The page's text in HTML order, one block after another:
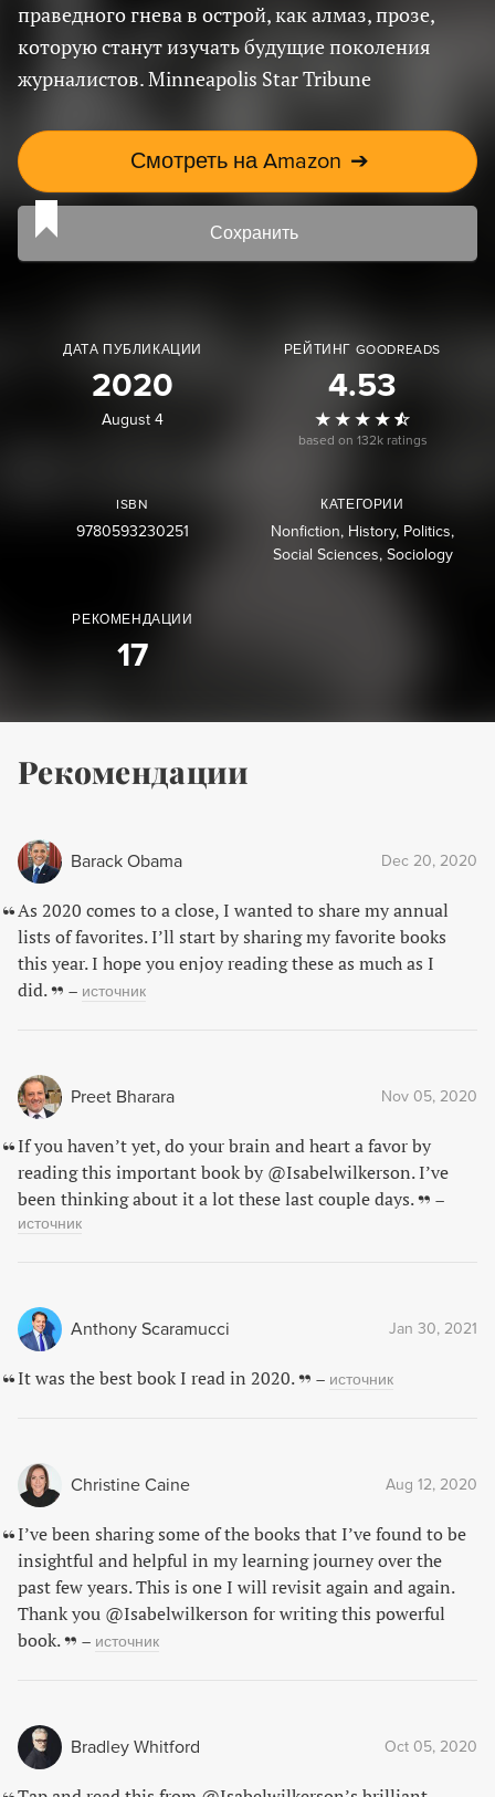
праведного гнева в острой, как алмаз, прозе,
которую станут изучать будущие поколения
журналистов. Minneapolis Star Tribune
Смотреть на Amazon ➔
Сохранить
ДАТА ПУБЛИКАЦИИ
2020
August 4
РЕЙТИНГ GOODREADS
4.53
based on 132k ratings
ISBN
9780593230251
КАТЕГОРИИ
Nonfiction History Politics
Social Sciences Sociology
РЕКОМЕНДАЦИИ
17
Рекомендации
Barack Obama Dec 20, 2020
As 2020 comes to a close, I wanted to share my annual
lists of favorites. I’ll start by sharing my favorite books
this year. I hope you enjoy reading these as much as I
did.
– источник
Preet Bharara Nov 05, 2020
If you haven’t yet, do your brain and heart a favor by
reading this important book by @Isabelwilkerson. I’ve
been thinking about it a lot these last couple days.
–
источник
Anthony Scaramucci Jan 30, 2021
It was the best book I read in 2020. – источник
Christine Caine Aug 12, 2020
I’ve been sharing some of the books that I’ve found to be
insightful and helpful in my learning journey over the
past few years. This is one I will revisit again and again.
Thank you ⁦@Isabelwilkerson⁩ for writing this powerful
book.
– источник
Bradley Whitford Oct 05, 2020